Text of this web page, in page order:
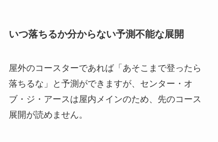
いつ落ちるか分からない予測不能な展開
屋外のコースターであれば「あそこまで登ったら
落ちるな」と予測ができますが、センター・オ
ブ・ジ・アースは屋内メインのため、先のコース
展開が読めません。